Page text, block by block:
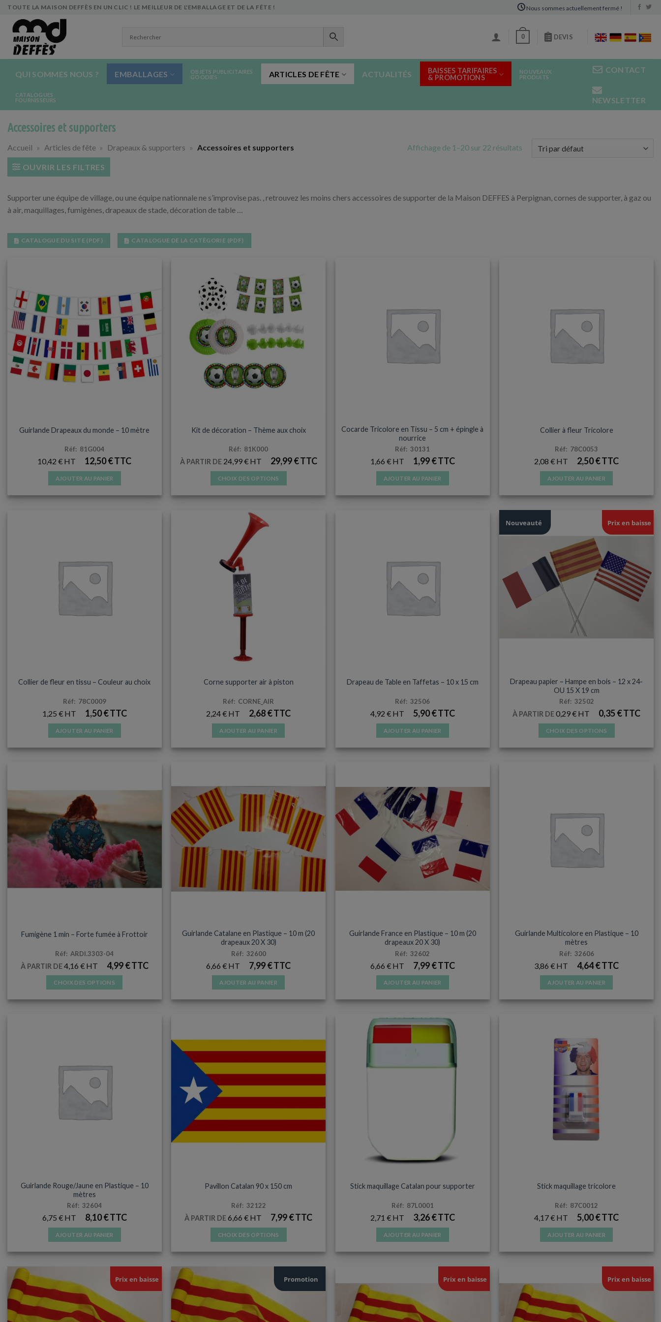
Skip
content
TOUTE LA MAISON DEFFÈS EN UN CLIC ! LE MEILLEUR DE L'EMBALLAGE ET DE LA FÊTE ! Nous sommes actuellement fermé !
0 DEVIS
QUI SOMMES NOUS ? EMBALLAGES
OBJETS PUBLICITAIRES
GOODIES
ARTICLES DE FÊTE ACTUALITÉS
BAISSES TARIFAIRES
& PROMOTIONS
NOUVEAUX
PRODUITS
CATALOGUES
FOURNISSEURS
CONTACT
NEWSLETTER
Accessoires et supporters
Accueil » Articles de fête » Drapeaux & supporters » Accessoires et supporters
OUVRIR LES FILTRES
Affichage de 1–20 sur 22 résultats
Supporter une équipe de village, ou une équipe nationnale ne s’improvise pas. , retrouvez les moins chers accessoires de supporter de la Maison DEFFES à Perpignan, cornes de supporter, à gaz ou
à air, maquillages, fumigènes, drapeaux de stade, décoration de table …
CATALOGUE DU SITE (PDF) CATALOGUE DE LA CATÉGORIE (PDF)
Guirlande Drapeaux du monde – 10 mètre
Réf: 81G004
10,42€ 12,50€
AJOUTER AU PANIER
Kit de décoration – Thème aux choix
Réf: 81K000
À PARTIR DE 24,99€ 29,99€
CHOIX DES OPTIONS
a
plusieurs
variations.
choisies
la
Cocarde Tricolore en Tissu – 5 cm + épingle à
nourrice
Réf: 30131
1,66 € 1,99€
AJOUTER AU PANIER
Collier à fleur Tricolore
Réf: 78C0053
2,08€ 2,50€
AJOUTER AU PANIER
Collier de fleur en tissu – Couleur au choix
Réf: 78C0009
1,25 € 1,50€
AJOUTER AU PANIER
Corne supporter air à piston
Réf: CORNE_AIR
2,24€ 2,68€
AJOUTER AU PANIER
Drapeau de Table en Taffetas – 10 x 15 cm
Réf: 32506
4,92 € 5,90€
AJOUTER AU PANIER
Prix en baisse
Nouveauté
Drapeau papier – Hampe en bois – 12 x 24-
OU 15 X 19 cm
Réf: 32502
À PARTIR DE0,29€ 0,35€
CHOIX DES OPTIONS
être
choisies
la
Fumigène 1 min – Forte fumée à Frottoir
Réf: ARDI.3303-04
À PARTIR DE4,16 € 4,99€
CHOIX DES OPTIONS
être
choisies
la
Guirlande Catalane en Plastique – 10 m (20
drapeaux 20 X 30)
Réf: 32600
6,66€ 7,99€
AJOUTER AU PANIER
Guirlande France en Plastique – 10 m (20
drapeaux 20 X 30)
Réf: 32602
6,66 € 7,99€
AJOUTER AU PANIER
Guirlande Multicolore en Plastique – 10
mètres
Réf: 32606
3,86€ 4,64€
AJOUTER AU PANIER
Guirlande Rouge/Jaune en Plastique – 10
mètres
Réf: 32604
6,75 € 8,10€
AJOUTER AU PANIER
Pavillon Catalan 90 x 150 cm
Réf: 32122
À PARTIR DE6,66€ 7,99€
CHOIX DES OPTIONS
plusieurs
variations.
Les
options
Stick maquillage Catalan pour supporter
Réf: 87L0001
2,71 € 3,26€
AJOUTER AU PANIER
Stick maquillage tricolore
Réf: 87C0012
4,17€ 5,00€
AJOUTER AU PANIER
Prix en baisse Promotion Prix en baisse Prix en baisse